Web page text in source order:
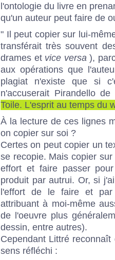
l'ontologie du livre en
qu'un auteur peut faire de
" Il peut copier sur lui-
transférait très souvent
drames et vice versa ),
aux opérations que
plagiat n'existe que si
n'accuserait Pirandello
Toile. L'esprit au temps du
À la lecture de ces lignes
on copier sur soi ?
Certes on peut copier un
se recopie. Mais copier
effort et faire passer
produit par autrui. Or, si
l'effort de le faire et par
attribuant à moi-même
de l'oeuvre plus
dessin, entre autres).
Cependant Littré reconnaît
sens réfléchi :